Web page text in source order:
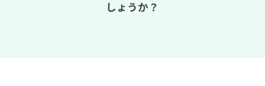
しょうか？